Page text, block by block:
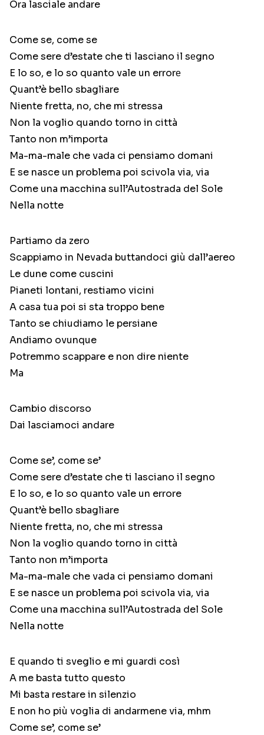
Ora lasciale andare
Come se, come se
Come sere d’estate che ti lasciano il sеgno
E lo so, e lo so quanto vale un errorе
Quant’è bello sbagliare
Niente fretta, no, che mi stressa
Non la voglio quando torno in città
Tanto non m’importa
Ma-ma-male che vada ci pensiamo domani
E se nasce un problema poi scivola via, via
Come una macchina sull’Autostrada del Sole
Nella notte
Partiamo da zero
Scappiamo in Nevada buttandoci giù dall’aereo
Le dune come cuscini
Pianeti lontani, restiamo vicini
A casa tua poi si sta troppo bene
Tanto se chiudiamo le persiane
Andiamo ovunque
Potremmo scappare e non dire niente
Ma
Cambio discorso
Dai lasciamoci andare
Come se’, come se’
Come sere d’estate che ti lasciano il segno
E lo so, e lo so quanto vale un errore
Quant’è bello sbagliare
Niente fretta, no, che mi stressa
Non la voglio quando torno in città
Tanto non m’importa
Ma-ma-male che vada ci pensiamo domani
E se nasce un problema poi scivola via, via
Come una macchina sull’Autostrada del Sole
Nella notte
E quando ti sveglio e mi guardi così
A me basta tutto questo
Mi basta restare in silenzio
E non ho più voglia di andarmene via, mhm
Come se’, come se’